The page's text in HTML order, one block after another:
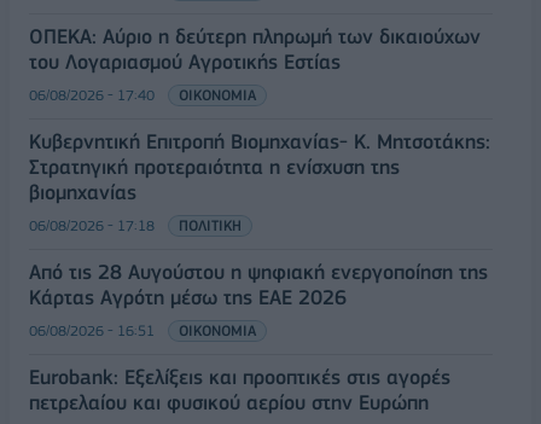
ΟΠΕΚΑ: Αύριο η δεύτερη πληρωμή των δικαιούχων
του Λογαριασμού Αγροτικής Εστίας
06/08/2026 - 17:40 ΟΙΚΟΝΟΜΙΑ
Κυβερνητική Επιτροπή Βιομηχανίας- Κ. Μητσοτάκης:
Στρατηγική προτεραιότητα η ενίσχυση της
βιομηχανίας
06/08/2026 - 17:18 ΠΟΛΙΤΙΚΗ
Από τις 28 Αυγούστου η ψηφιακή ενεργοποίηση της
Κάρτας Αγρότη μέσω της ΕΑΕ 2026
06/08/2026 - 16:51 ΟΙΚΟΝΟΜΙΑ
Eurobank: Εξελίξεις και προοπτικές στις αγορές
πετρελαίου και φυσικού αερίου στην Ευρώπη